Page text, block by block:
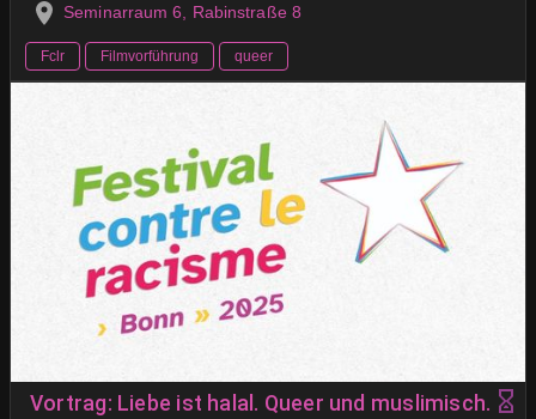
Seminarraum 6, Rabinstraße 8
Fclr Filmvorführung queer
Vortrag: Liebe ist halal. Queer und muslimisch.